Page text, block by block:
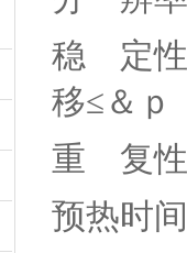
稳 定性
移≤＆ｐ
重 复性
预热时